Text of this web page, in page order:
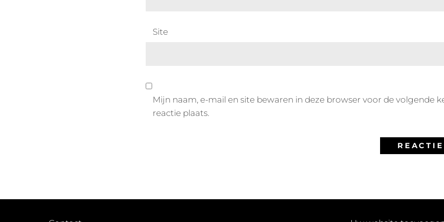
Site
Mijn naam, e-mail en site bewaren in deze browser voor de volgende
reactie plaats.